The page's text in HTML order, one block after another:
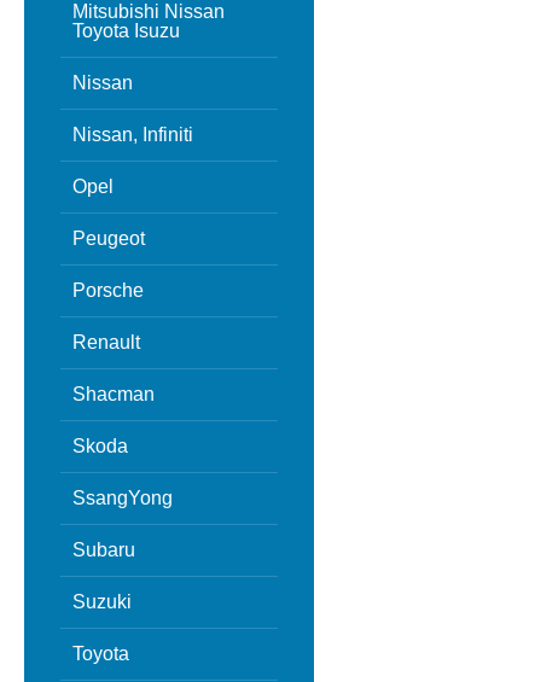
Mitsubishi Nissan
Toyota Isuzu
Nissan
Nissan, Infiniti
Opel
Peugeot
Porsche
Renault
Shacman
Skoda
SsangYong
Subaru
Suzuki
Toyota